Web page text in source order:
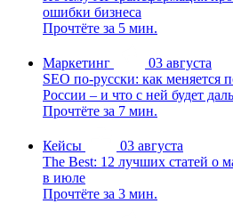
ошибки бизнеса
Прочтёте за 5 мин.
Маркетинг
03 августа
SEO по-русски: как меняется
России – и что с ней будет
Прочтёте за 7 мин.
Кейсы
03 августа
The Best: 12 лучших статей о
в июле
Прочтёте за 3 мин.